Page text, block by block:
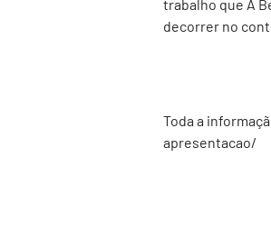
trabalho que A
decorrer no
Toda a
apresentacao/